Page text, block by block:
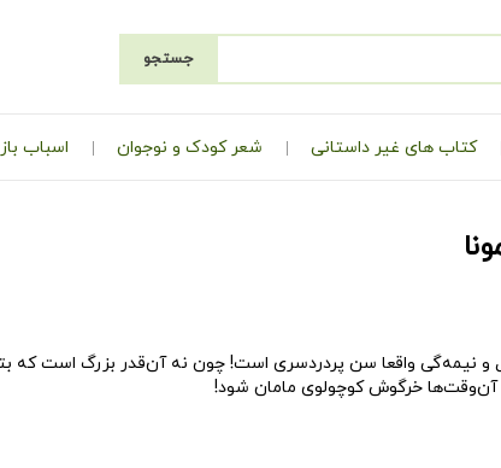
جستجو
کتاب های غیر داستانی شعر کودک و نوجوان اسباب
نیمه‌گی واقعا سن پردردسری است! چون نه آن‌قدر بزرگ است که
آن‌وقت‌ها خرگوش کوچولوی مامان شود!